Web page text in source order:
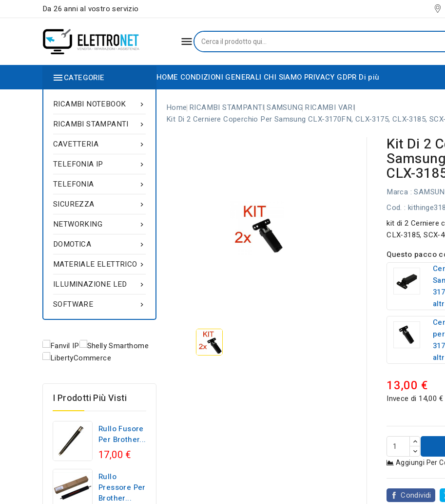
Da 26 anni al vostro servizio

HOME CONDIZIONI GENERALI CHI SIAMO PRIVACY GDPR Di più
CATEGORIE

RICAMBI NOTEBOOK

RICAMBI STAMPANTI

CAVETTERIA

TELEFONIA IP

TELEFONIA

SICUREZZA

NETWORKING

DOMOTICA

MATERIALE ELETTRICO

ILLUMINAZIONE LED

SOFTWARE
I Prodotti Più Visti
Rullo Fusore
Per Brother...
17,00 €
Rullo
Pressore Per
Brother...
Home RICAMBI STAMPANTI SAMSUNG RICAMBI VARI
Kit Di 2 Cerniere Coperchio Per Samsung CLX-3170FN, CLX-3175, CLX-3185,
Kit Di 2
CLX-
Marca :
Cod. :
kit di 2 Cerniere
CLX-3185, SCX-
Questo pacco
13,00 €
Invece di 14,00 €
Aggiungi Per
Condividi